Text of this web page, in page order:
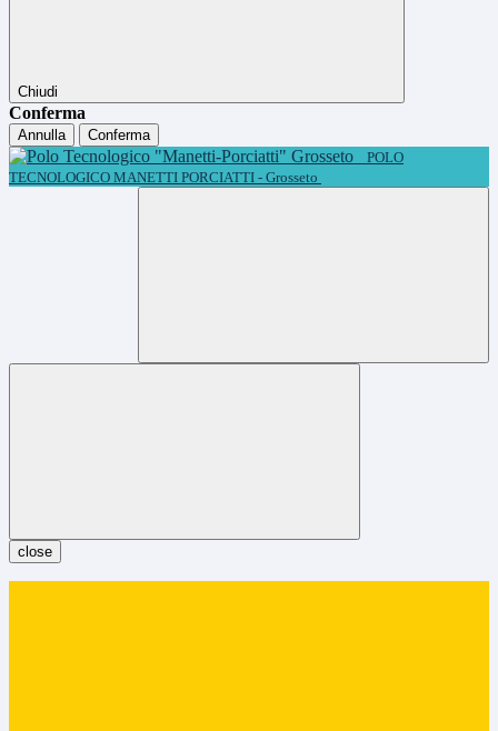
Chiudi
Conferma
Annulla
Conferma
POLO
TECNOLOGICO MANETTI PORCIATTI - Grosseto
close